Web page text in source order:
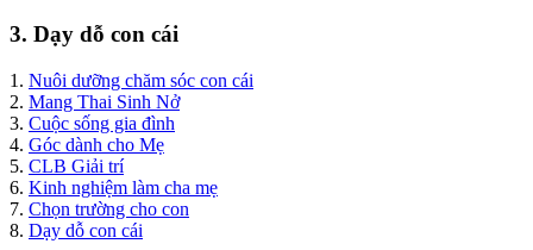
3. Dạy dỗ con cái
1. Nuôi dưỡng chăm sóc con cái
2. Mang Thai Sinh Nở
3. Cuộc sống gia đình
4. Góc dành cho Mẹ
5. CLB Giải trí
6. Kinh nghiệm làm cha mẹ
7. Chọn trường cho con
8. Dạy dỗ con cái